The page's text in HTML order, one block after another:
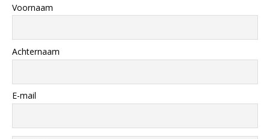
Voornaam
Achternaam
E-mail